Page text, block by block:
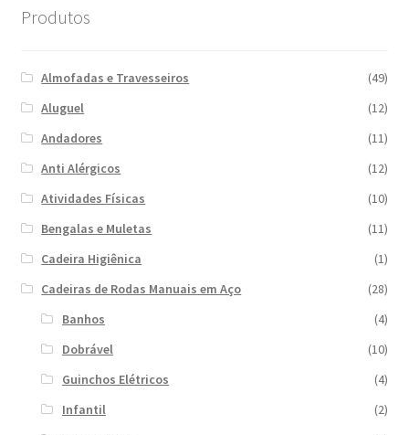
Produtos
Almofadas e Travesseiros
(49)
Aluguel
(12)
Andadores
(11)
Anti Alérgicos
(12)
Atividades Físicas
(10)
Bengalas e Muletas
(11)
Cadeira Higiênica
(1)
Cadeiras de Rodas Manuais em Aço
(28)
Banhos
(4)
Dobrável
(10)
Guinchos Elétricos
(4)
Infantil
(2)